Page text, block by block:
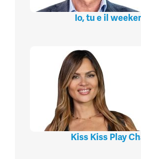
Io, tu e il
Kiss Kiss Play